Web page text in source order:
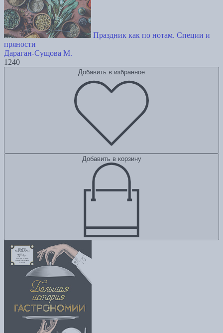
Праздник как по нотам. Специи и
пряности
Дараган-Сущова М.
1240
Добавить в избранное
Добавить в корзину